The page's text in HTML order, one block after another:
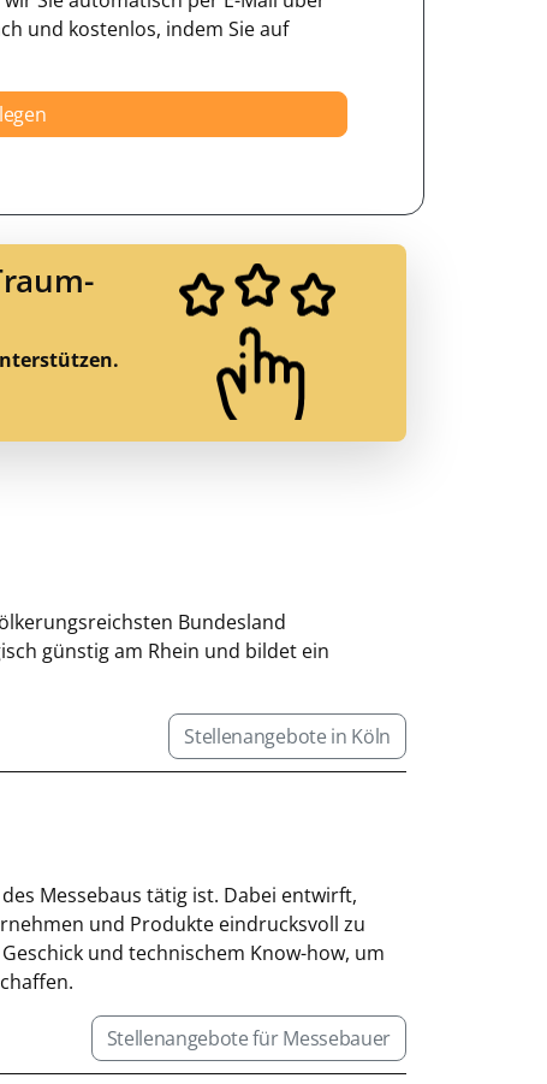
und kostenlos, indem Sie auf
Bundesland
günstig am Rhein und bildet ein
Stellenangebote in Köln
Messebaus tätig ist. Dabei entwirft,
und Produkte eindrucksvoll zu
und technischem Know-how, um
Stellenangebote für Messebauer